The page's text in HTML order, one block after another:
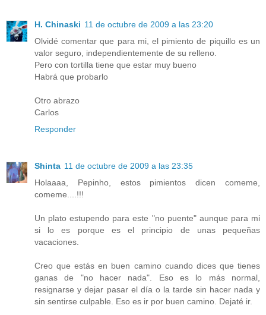
H. Chinaski 11 de octubre de 2009 a las 23:20
Olvidé comentar que para mi, el pimiento de piquillo es un
valor seguro, independientemente de su relleno.
Pero con tortilla tiene que estar muy bueno
Habrá que probarlo
Otro abrazo
Carlos
Responder
Shinta 11 de octubre de 2009 a las 23:35
Holaaaa, Pepinho, estos pimientos dicen comeme,
comeme....!!!
Un plato estupendo para este "no puente" aunque para mi
si lo es porque es el principio de unas pequeñas
vacaciones.
Creo que estás en buen camino cuando dices que tienes
ganas de "no hacer nada". Eso es lo más normal,
resignarse y dejar pasar el día o la tarde sin hacer nada y
sin sentirse culpable. Eso es ir por buen camino. Dejaté ir.